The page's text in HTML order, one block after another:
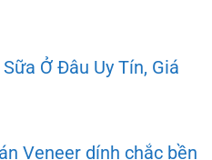
Ở Đâu Uy Tín, Giá
Veneer dính chắc bền